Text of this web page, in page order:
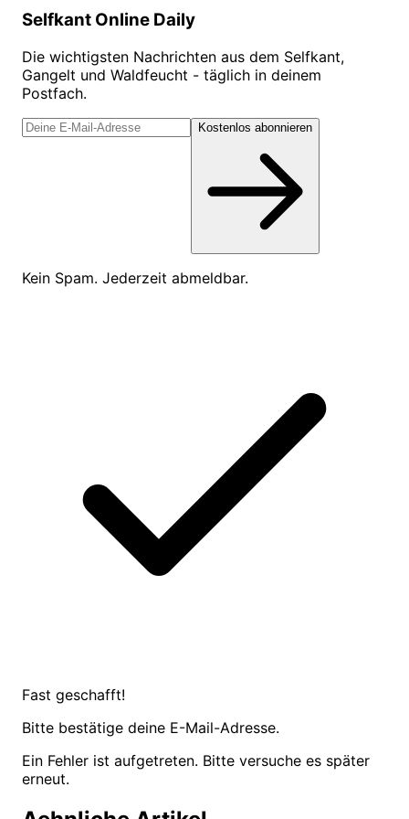
Selfkant Online Daily
Die wichtigsten Nachrichten aus dem Selfkant,
Gangelt und Waldfeucht - täglich in deinem
Postfach.
Kostenlos abonnieren
Kein Spam. Jederzeit abmeldbar.
Fast geschafft!
Bitte bestätige deine E-Mail-Adresse.
Ein Fehler ist aufgetreten. Bitte versuche es später
erneut.